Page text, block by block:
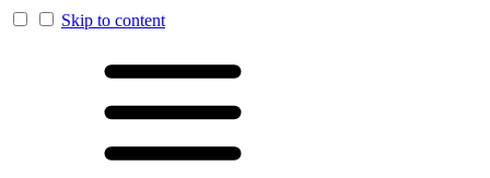
Skip to content